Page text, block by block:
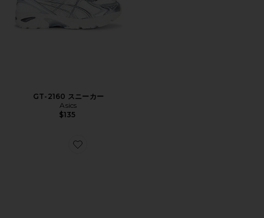
GT-2160 スニーカー
Asics
$135
Favorite GEL-NYC スニーカー